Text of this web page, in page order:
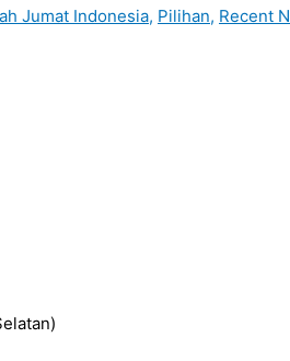
Jumat Indonesia, Pilihan, Recent